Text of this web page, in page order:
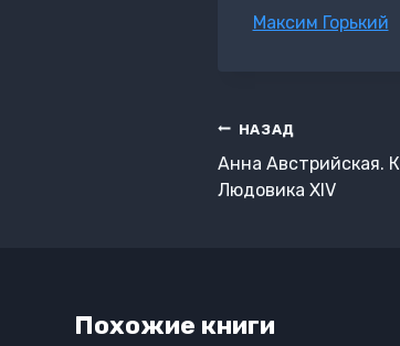
Метки
Максим Горький
Навигация
по
записям
НАЗАД
Анна Австрийская.
Людовика XIV
Похожие книги